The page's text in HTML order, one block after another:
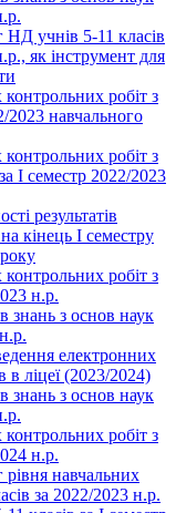
учнів 5-11 класів
як інструмент для
контрольних робіт з
2023 навчального
контрольних робіт з
І семестр 2022/2023
результатів
кінець І семестру
контрольних робіт з
н.р.
знань з основ наук
електронних
в ліцеї (2023/2024)
знань з основ наук
контрольних робіт з
н.р.
навчальних
за 2022/2023 н.р.